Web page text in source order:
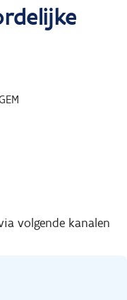
volgende kanalen